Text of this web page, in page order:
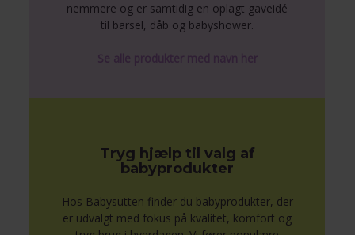
nemmere og er samtidig en oplagt gaveidé
til barsel, dåb og babyshower.
Se alle produkter med navn her
Tryg hjælp til valg af
babyprodukter
Hos Babysutten finder du babyprodukter, der
er udvalgt med fokus på kvalitet, komfort og